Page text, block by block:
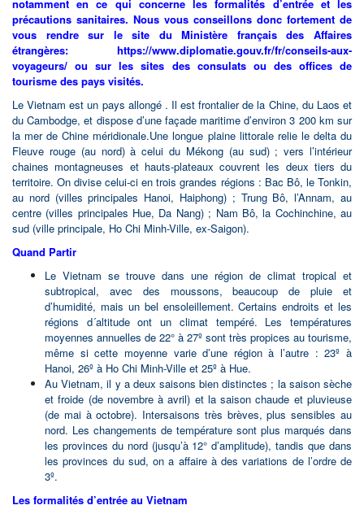
Nous restons la matinée àdéambuler à travers le
marchéet ses nombreuses étales.
Après le déjeuner,vous ferez un trek pour visiter le
village Ban Pho et Nakheo .
Et puis retour à Lao Cai en passant à la frontière
Khau(frontière entre le Vietnam et la Chine).
Retour à la gareLao Caipour le train de nuit en
direction de Hanoi.
Nuit à bord – King Express
Baignade dans la baie, puis le bateau se dirige vers
lagrotte Thien Canh Son que nous visiterons.
Continuation de la croisière vers l’île de Hon Co
pour un moment de détente sur la plage de sable
blanc.
Dîner et nuit à bord.
Longnous disposons d’encore un peu de temps
pourune dernière baignade.
Un déjeuner à la carte sera proposé durant la
croisière de retour.
Débarquement vers 11h, la voiture nous attend pour
Sur le chemin de retour, possibilité de s’arrêter pour
visiter lapagode But Thap . Cette pagode datant du
17è siècle est l’une des plus belles du Vietnam. Son
nom signifie “stupa en forme de pinceau’’, et
rassemble les caractéristiques architecturales des
pagodes du nord du Vietnam avec des influences
chinoises. On y retrouve de très belles sculptures
en bois.
Arrivée à Hanoi en fin d’après-midi.
fonction de la disponibilité du bateau et des
conditions climatiques
Notre premier arrêt sera levillage de soie de Van
Phuc
Notre deuxième arrêt sera l’Ancien Village de Phu
Vinh, spécialisé dans la fabrication de produits en
bambou et rotang.
De Phu Vinh, nous roulerons jusqu’à laPagode
Thay où nous pique-niquerons. La Pagode Thay est
constituée d’unecollection de petits temples
nichés au pied d’une large formation calcaire,
caractéristique de cette région.
Notre arrêt final sera laPagode Tay Phuong . La
structure du 18ème siècle est renommée pour ses
impressionnantes collections de statues en bois
représentant Buddha
Nuit à l’hôtel
Petit déjeuner à l’hôtel
Temps libre.
Sans doute préférez-vous boire un dernier «ca phe
da» à la terrasse d’un café, faire des achats
souvenirs …
Transfert à l’aéroport pour votre vol retour
Arrivée à Paris
notamment en ce qui concerne les formalités d’entrée et les
précautions sanitaires. Nous vous conseillons donc fortement de
vous rendre sur le site du Ministère français des Affaires
étrangères: https://www.diplomatie.gouv.fr/fr/conseils-aux-
voyageurs/ ou sur les sites des consulats ou des offices de
tourisme des pays visités.
Le Vietnam est un pays allongé . Il est frontalier de la Chine, du Laos et
du Cambodge, et dispose d’une façade maritime d’environ 3 200 km sur
la mer de Chine méridionale.Une longue plaine littorale relie le delta du
Fleuve rouge (au nord) à celui du Mékong (au sud) ; vers l’intérieur
chaines montagneuses et hauts-plateaux couvrent les deux tiers du
territoire. On divise celui-ci en trois grandes régions : Bac Bô, le Tonkin,
au nord (villes principales Hanoi, Haiphong) ; Trung Bô, l’Annam, au
centre (villes principales Hue, Da Nang) ; Nam Bô, la Cochinchine, au
sud (ville principale, Ho Chi Minh-Ville, ex-Saigon).
Quand Partir
Le Vietnam se trouve dans une région de climat tropical et
subtropical, avec des moussons, beaucoup de pluie et
d’humidité, mais un bel ensoleillement. Certains endroits et les
régions d´altitude ont un climat tempéré. Les températures
moyennes annuelles de 22° à 27º sont très propices au tourisme,
même si cette moyenne varie d’une région à l’autre : 23º à
Hanoi, 26º à Ho Chi Minh-Ville et 25º à Hue.
Au Vietnam, il y a deux saisons bien distinctes ; la saison sèche
et froide (de novembre à avril) et la saison chaude et pluvieuse
(de mai à octobre). Intersaisons très brèves, plus sensibles au
nord. Les changements de température sont plus marqués dans
les provinces du nord (jusqu’à 12° d’amplitude), tandis que dans
les provinces du sud, on a affaire à des variations de l’ordre de
3º.
Les formalités d’entrée au Vietnam